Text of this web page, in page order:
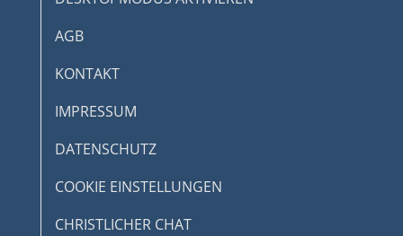
AGB
KONTAKT
IMPRESSUM
DATENSCHUTZ
COOKIE EINSTELLUNGEN
CHRISTLICHER CHAT